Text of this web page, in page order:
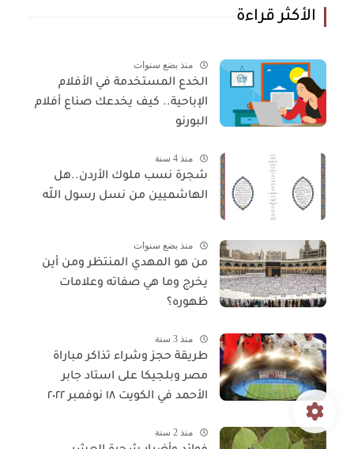
الأكثر قراءة
منذ بضع سنوات
الخدع المستخدمة في الأفلام
الإباحية.. كيف يخدعك صناع أفلام
البورنو
منذ 4 سنة
شجرة نسب ملوك الأردن..هل
الهاشميين من نسل رسول اللّه
منذ بضع سنوات
من هو المهدي المنتظر ومن أين
يخرج وما هي صفاته وعلامات
ظهوره؟
منذ 3 سنة
طريقة حجز وشراء تذاكر مباراة
مصر وبلجيكا على استاد جابر
الأحمد في الكويت ١٨ نوفمبر ٢٠٢٢
منذ 2 سنة